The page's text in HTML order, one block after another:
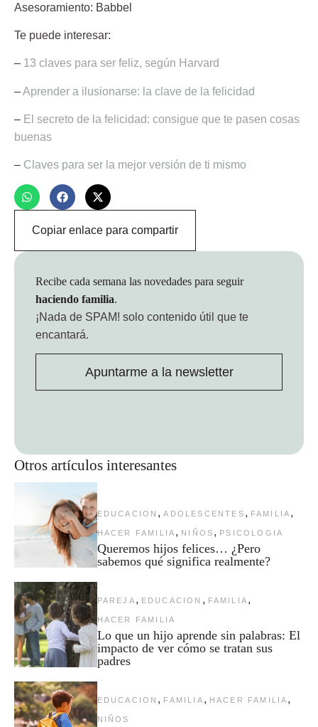
Asesoramiento: Babbel
Te puede interesar:
– 13 claves para ser feliz, según Harvard
–Aprender a ilusionarse: la clave de la felicidad
– El secreto de la felicidad: consigue que te pasen cosas
buenas
– Claves para ser la mejor versión de ti mismo
Copiar enlace para compartir
Otros artículos interesantes
EDUCACION , ADOLESCENTES , FAMILIA ,
HACER FAMILIA , NIÑOS , PSICOLOGIA
Queremos hijos felices… ¿Pero
sabemos qué significa realmente?
PAREJA , EDUCACION , FAMILIA ,
HACER FAMILIA
Lo que un hijo aprende sin palabras: El
impacto de ver cómo se tratan sus
padres
EDUCACION , FAMILIA , HACER FAMILIA ,
NIÑOS
Recibe cada semana las novedades para seguir
haciendo familia.
¡Nada de SPAM! solo contenido útil que te
encantará.
Apuntarme a la newsletter